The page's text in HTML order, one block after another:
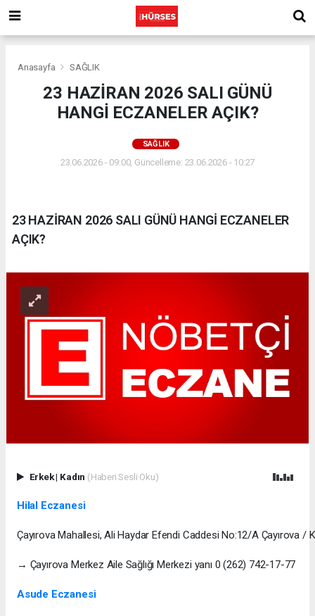
Anasayfa SAĞLIK
23 HAZİRAN 2026 SALI GÜNÜ
HANGİ ECZANELER AÇIK?
SAĞLIK
23.06.2026 - 09:00, Güncelleme: 23.06.2026 - 10:27
23 HAZİRAN 2026 SALI GÜNÜ HANGİ ECZANELER
AÇIK?
Erkek| Kadın (Haberi Sesli Oku)
Hilal Eczanesi
Çayırova Mahallesi, Ali Haydar Efendi Caddesi No:12/A Çayırova /
→ Çayırova Merkez Aile Sağlığı Merkezi yanı 0 (262) 742-17-77
Asude Eczanesi